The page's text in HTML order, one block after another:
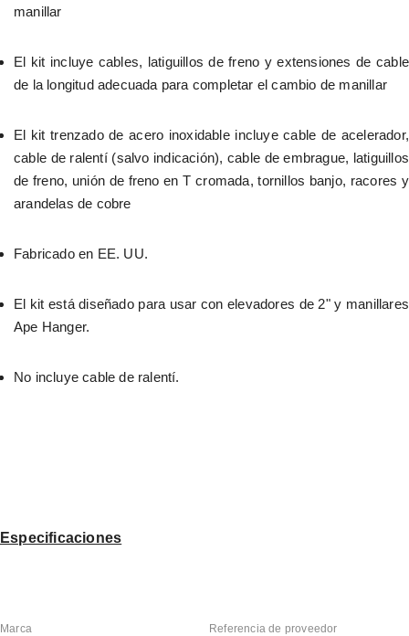
manillar
El kit incluye cables, latiguillos de freno y extensiones de cable
de la longitud adecuada para completar el cambio de manillar
El kit trenzado de acero inoxidable incluye cable de acelerador,
cable de ralentí (salvo indicación), cable de embrague, latiguillos
de freno, unión de freno en T cromada, tornillos banjo, racores y
arandelas de cobre
Fabricado en EE. UU.
El kit está diseñado para usar con elevadores de 2" y manillares
Ape Hanger.
No incluye cable de ralentí.
Especificaciones
Marca Referencia de proveedor